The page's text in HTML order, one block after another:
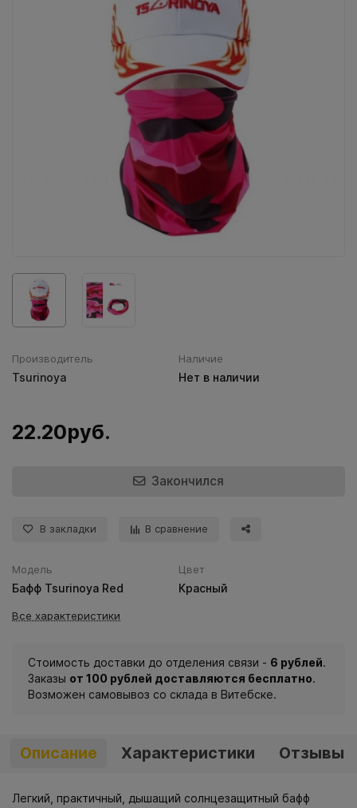
Производитель
Tsurinoya
Наличие
Нет в наличии
22.20руб.
Закончился
В закладки В сравнение
Модель
Бафф Tsurinoya Red
Цвет
Красный
Все характеристики
Стоимость доставки до отделения связи - 6 рублей.
Заказы от 100 рублей доставляются бесплатно.
Возможен самовывоз со склада в Витебске.
Описание Характеристики Отзывы
Легкий, практичный, дышащий солнцезащитный бафф